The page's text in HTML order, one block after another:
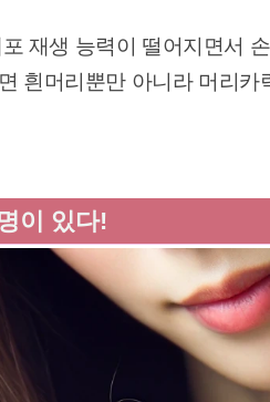
재생 능력이 떨어지면서
흰머리뿐만 아니라 머리
이 있다!